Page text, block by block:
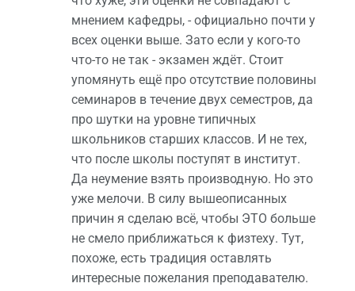
мнением кафедры, - официально почти у
всех оценки выше. Зато если у кого-то
что-то не так - экзамен ждёт. Стоит
упомянуть ещё про отсутствие половины
семинаров в течение двух семестров, да
про шутки на уровне типичных
школьников старших классов. И не тех,
что после школы поступят в институт.
Да неумение взять производную. Но это
уже мелочи. В силу вышеописанных
причин я сделаю всё, чтобы ЭТО больше
не смело приближаться к физтеху. Тут,
похоже, есть традиция оставлять
интересные пожелания преподавателю.